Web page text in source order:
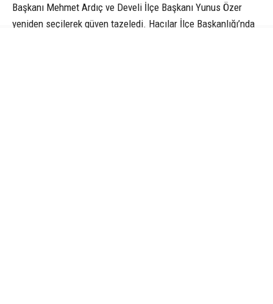
Başkanı Mehmet Ardıç ve Develi İlçe Başkanı Yunus Özer
yeniden seçilerek güven tazeledi. Hacılar İlçe Başkanlığı’nda